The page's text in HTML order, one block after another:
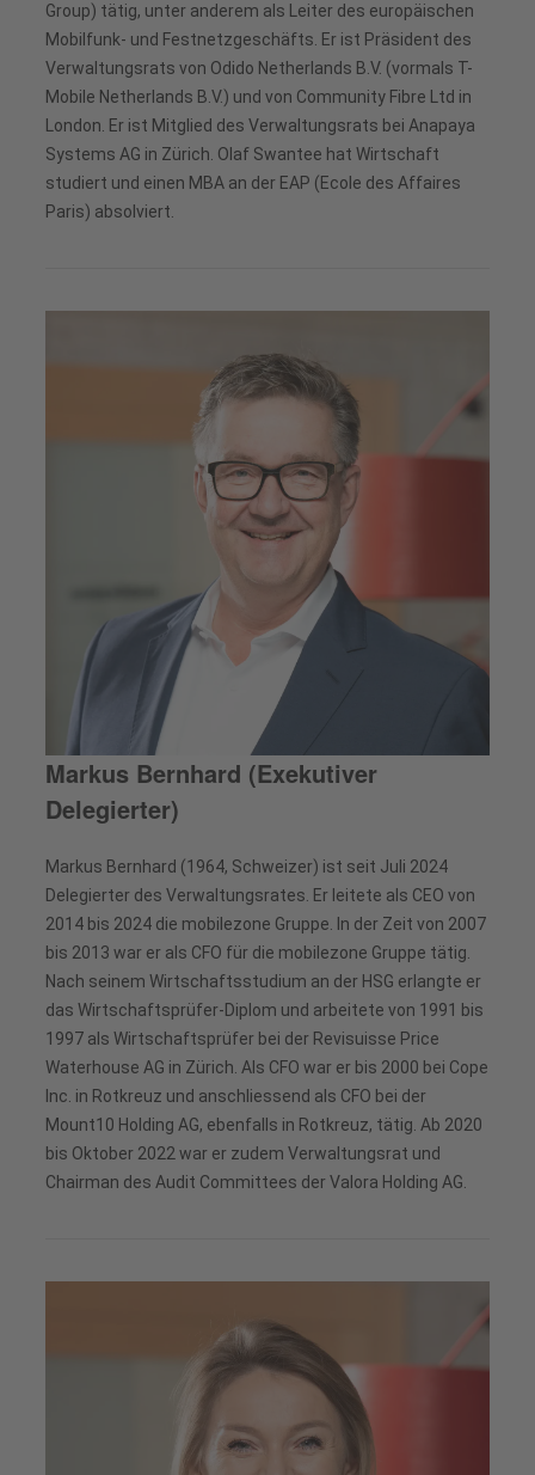
Group) tätig, unter anderem als Leiter des europäischen
Mobilfunk- und Festnetzgeschäfts. Er ist Präsident des
Verwaltungsrats von Odido Netherlands B.V. (vormals T-
Mobile Netherlands B.V.) und von Community Fibre Ltd in
London. Er ist Mitglied des Verwaltungsrats bei Anapaya
Systems AG in Zürich. Olaf Swantee hat Wirtschaft
studiert und einen MBA an der EAP (Ecole des Affaires
Paris) absolviert.
Markus Bernhard (Exekutiver
Delegierter)
Markus Bernhard (1964, Schweizer) ist seit Juli 2024
Delegierter des Verwaltungsrates. Er leitete als CEO von
2014 bis 2024 die mobilezone Gruppe. In der Zeit von 2007
bis 2013 war er als CFO für die mobilezone Gruppe tätig.
Nach seinem Wirtschaftsstudium an der HSG erlangte er
das Wirtschaftsprüfer-Diplom und arbeitete von 1991 bis
1997 als Wirtschaftsprüfer bei der Revisuisse Price
Waterhouse AG in Zürich. Als CFO war er bis 2000 bei Cope
Inc. in Rotkreuz und anschliessend als CFO bei der
Mount10 Holding AG, ebenfalls in Rotkreuz, tätig. Ab 2020
bis Oktober 2022 war er zudem Verwaltungsrat und
Chairman des Audit Committees der Valora Holding AG.